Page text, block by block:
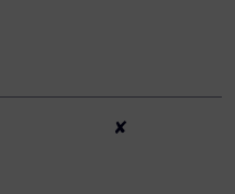
✘